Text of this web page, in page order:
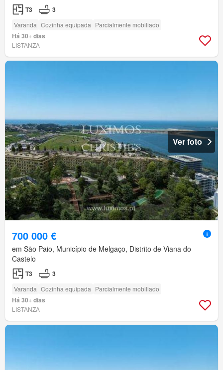
T3 3
Varanda Cozinha equipada Parcialmente mobiliado
Há 30+ dias
LISTANZA
Ver foto
700 000 €
em São Paio, Município de Melgaço, Distrito de Viana do
Castelo
T3 3
Varanda Cozinha equipada Parcialmente mobiliado
Há 30+ dias
LISTANZA